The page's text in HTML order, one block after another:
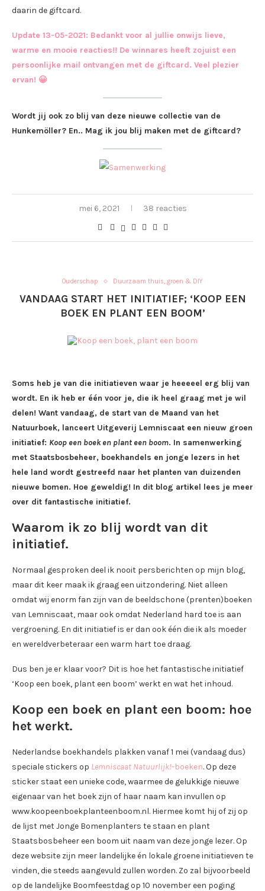
daarin de giftcard.
Update 13-05-2021: Bedankt voor al jullie onwijs lieve,
warme en mooie reacties!! De winnares heeft zojuist een
persoonlijke mail ontvangen met de giftcard. Veel plezier
ervan! 😀
Wordt jij ook zo blij van deze nieuwe collectie van de
Hunkemöller? En.. Mag ik jou blij maken met de giftcard?
mei 6, 2021 38 reacties
Ouderschap Duurzaam thuis, groen & DIY
VANDAAG START HET INITIATIEF; ‘KOOP EEN
BOEK EN PLANT EEN BOOM’
Soms heb je van die initiatieven waar je heeeeel erg blij van
wordt. En ik heb er één voor je, die ik heel graag met je wil
delen! Want vandaag, de start van de Maand van het
Natuurboek, lanceert Uitgeverij Lemniscaat een nieuw groen
initiatief: Koop een boek en plant een boom. In samenwerking
met Staatsbosbeheer, boekhandels en jonge lezers in het
hele land wordt gestreefd naar het planten van duizenden
nieuwe bomen. Hoe geweldig! In dit blog artikel lees je meer
over dit fantastische initiatief.
Waarom ik zo blij wordt van dit
initiatief.
Normaal gesproken deel ik nooit persberichten op mijn blog,
maar dit keer maak ik graag een uitzondering. Niet alleen
omdat wij enorm fan zijn van de beeldschone (prenten)boeken
van Lemniscaat, maar ook omdat Nederland hard toe is aan
vergroening. En dit initiatief is er dan ook één die ik als moeder
en wereldverbeteraar een warm hart toe draag.
Dus ben je er klaar voor? Dit is hoe het fantastische initiatief
‘Koop een boek, plant een boom’ werkt en wat het inhoud.
Koop een boek en plant een boom: hoe
het werkt.
Nederlandse boekhandels plakken vanaf 1 mei (vandaag dus)
speciale stickers op Lemniscaat Natuurlijk!-boeken. Op deze
sticker staat een unieke code, waarmee de gelukkige nieuwe
eigenaar van het boek zijn of haar naam kan invullen op
www.koopeenboekplanteenboom.nl. Hiermee komt hij of zij op
de lijst met Jonge Bomenplanters te staan en plant
Staatsbosbeheer een boom uit naam van deze jonge lezer. Op
deze website zijn meer landelijke én lokale groene initiatieven te
vinden, die steeds aangevuld zullen worden. Zo zal bijvoorbeeld
op de landelijke Boomfeestdag op 10 november een poging